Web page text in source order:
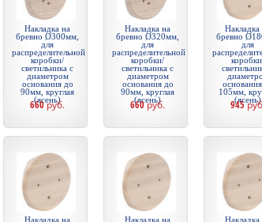
Накладка на
бревно Ø300мм,
для
распределительной
коробки/
светильника с
диаметром
основания до
90мм, круглая
(ясень)
660руб.
Накладка на
бревно Ø320мм,
для
распределительной
коробки/
светильника с
диаметром
основания до
90мм, круглая
(ясень)
660руб.
Накладка
бревно
для
105мм,
(ясень)
945
Накладка на
Накладка на
Накладка